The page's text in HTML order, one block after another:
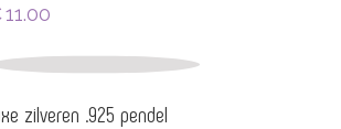
11.00
zilveren .925 pendel